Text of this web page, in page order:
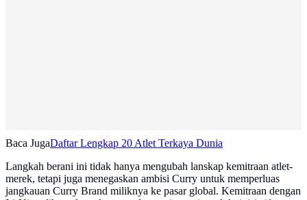
Baca JugaDaftar Lengkap 20 Atlet Terkaya Dunia
Langkah berani ini tidak hanya mengubah lanskap kemitraan atlet-
merek, tetapi juga menegaskan ambisi Curry untuk memperluas
jangkauan Curry Brand miliknya ke pasar global. Kemitraan dengan